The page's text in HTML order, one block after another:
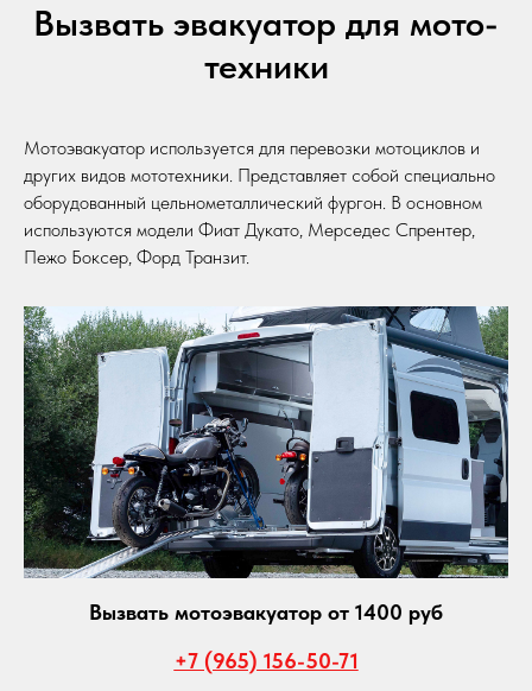
Вызвать эвакуатор для мото-
техники
Мотоэвакуатор используется для перевозки мотоциклов и
других видов мототехники. Представляет собой специально
оборудованный цельнометаллический фургон. В основном
используются модели Фиат Дукато, Мерседес Спрентер,
Пежо Боксер, Форд Транзит.
Вызвать мотоэвакуатор от 1400 руб
+7 (965) 156-50-71